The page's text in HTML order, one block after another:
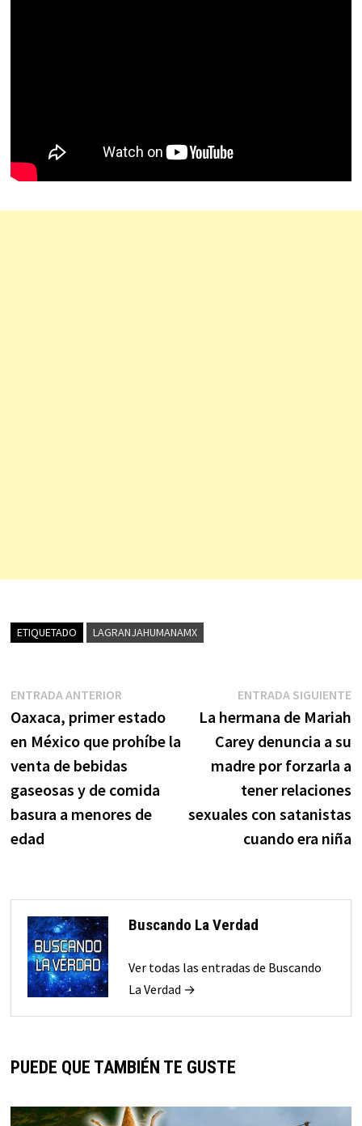
ETIQUETADO LAGRANJAHUMANAMX
Navegación
de
entradas
ENTRADA ANTERIOREntrada
anterior:
Oaxaca, primer estado
en México que prohíbe la
venta de bebidas
gaseosas y de comida
basura a menores de
edad
ENTRADA SIGUIENTE
La hermana de Mariah
Carey denuncia a su
madre por forzarla a
tener relaciones
sexuales con satanistas
cuando era niña
Buscando La Verdad
Ver todas las entradas de Buscando
La Verdad →
PUEDE QUE TAMBIÉN TE GUSTE